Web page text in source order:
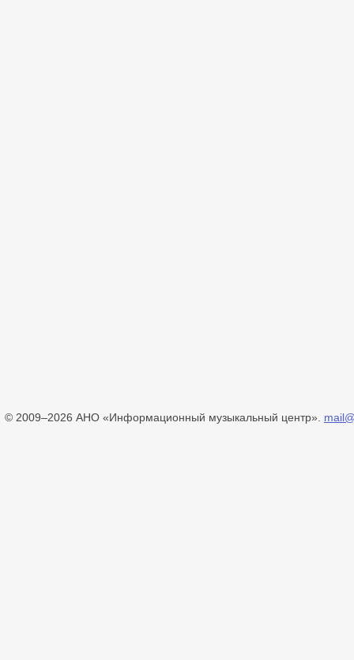
© 2009–2026 АНО «Информационный музыкальный центр».